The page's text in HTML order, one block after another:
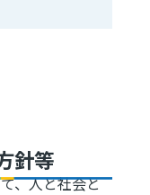
針等
、人と社会と